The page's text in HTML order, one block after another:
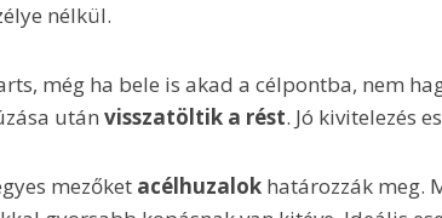
nélkül.
még ha bele is akad a célpontba, nem
után visszatöltik a rést. Jó kivitelezés
mezőket acélhuzalokhatározzák meg.